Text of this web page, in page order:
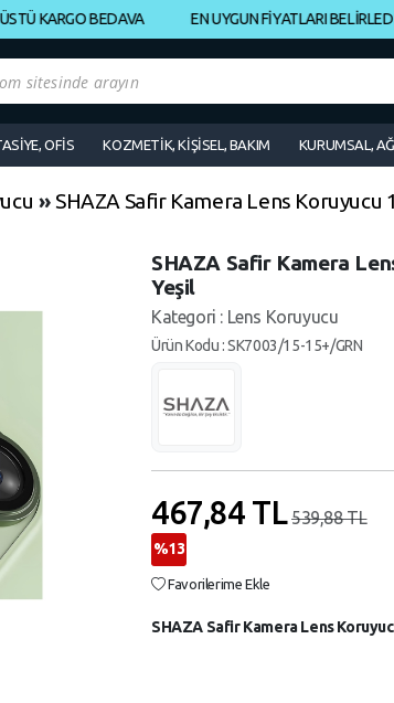
KARGO BEDAVA EN UYGUN FİYATLARI BELİRLEDİK..
OFİS KOZMETİK, KİŞİSEL, BAKIM KURUMSAL,
»SHAZA Safir Kamera Lens Koruyucu
SHAZA Safir Kamera
Yeşil
Kategori : Lens Koruyucu
Ürün Kodu : SK7003/15-15+/GRN
467,84TL 539,88 TL
%13
Favorilerime Ekle
SHAZA Safir Kamera Lens